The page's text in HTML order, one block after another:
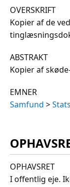
OVERSKRIFT
Kopier af de
ABSTRAKT
Kopier af
EMNER
Samfund >
OPHAVSRET
I offentlig eje.